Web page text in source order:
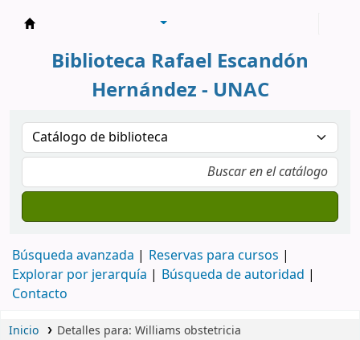
Biblioteca Rafael Escandón
Hernández - UNAC
Búsqueda avanzada
Reservas para cursos
Explorar por jerarquía
Búsqueda de autoridad
Contacto
Inicio Detalles para: Williams obstetricia